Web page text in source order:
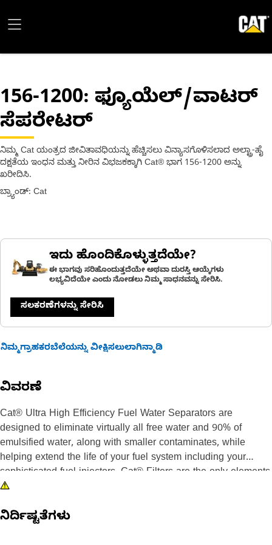
156-1200: ಫ್ಯೂಯೆಲ್/ವಾಟರ್
ಸೆಪರೇಟರ್
ನಿಮ್ಮ Cat ಯಂತ್ರದ ಜೀವಿತಾವಧಿಯನ್ನು ಹೆಚ್ಚಿಸಲು ವಿನ್ಯಾಸಗೊಳಿಸಲಾದ ಅಲ್ಟ್ರಾ-ಹೈ
ದಕ್ಷತೆಯ ಇಂಧನ ಮತ್ತು ನೀರಿನ ವಿಭಜಕಕ್ಕಾಗಿ Cat® ಭಾಗ 156-1200 ಅನ್ನು
ಖರೀದಿಸಿ.
ಬ್ರ್ಯಾಂಡ್: Cat
ಇದು ಹೊಂದಿಕೊಳ್ಳುತ್ತದೆಯೇ?
ಈ ಭಾಗವು ಸರಿಹೊಂದುತ್ತದೆಯೇ ಅಥವಾ ದುರಸ್ತಿ ಆಯ್ಕೆಗಳು
ಲಭ್ಯವಿದೆಯೇ ಎಂದು ನೋಡಲು ನಿಮ್ಮ ಸಾಧನವನ್ನು ಸೇರಿಸಿ.
ಸಲಕರಣೆಗಳನ್ನು ಸೇರಿಸಿ
ನಿಮ್ಮಗ್ರಾಹಕರಬೆಲೆಯನ್ನು ವೀಕ್ಷಿಸಲುಲಾಗಿನ್ಮಾಡಿ
ವಿವರಣೆ
Cat® Ultra High Efficiency Fuel Water Separators are
designed to eliminate virtually all free water and 90% of
emulsified water, along with smaller contaminates, while
helping extend the life of your fuel system including your
sophisticated fuel injectors. Cat® Filters are the only elements
designed and manufactured to ensure that you retain the
ನಿರ್ದಿಷ್ಟತೆಗಳು